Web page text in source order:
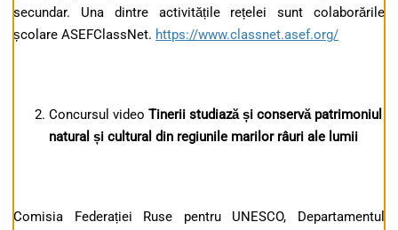
secundar. Una dintre activitățile rețelei sunt colaborările
școlare ASEFClassNet. https://www.classnet.asef.org/
Concursul video Tinerii studiazăși conservăpatrimoniul
natural și cultural din regiunile marilor râuri ale lumii
Comisia Federației Ruse pentru UNESCO, Departamentul